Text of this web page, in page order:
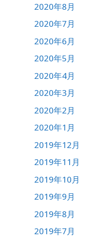
2020年8月
2020年7月
2020年6月
2020年5月
2020年4月
2020年3月
2020年2月
2020年1月
2019年12月
2019年11月
2019年10月
2019年9月
2019年8月
2019年7月